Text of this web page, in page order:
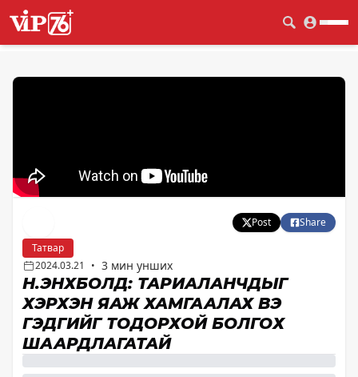
Post
Share
Татвар
2024.03.21
• 3 мин унших
Н.ЭНХБОЛД: ТАРИАЛАНЧДЫГ
ХЭРХЭН ЯАЖ ХАМГААЛАХ ВЭ
ГЭДГИЙГ ТОДОРХОЙ БОЛГОХ
ШААРДЛАГАТАЙ